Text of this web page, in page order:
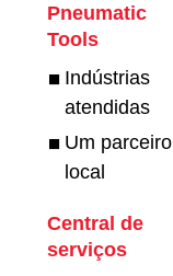
Pneumatic
Tools
Indústrias
atendidas
Um parceiro
local
Central de
serviços